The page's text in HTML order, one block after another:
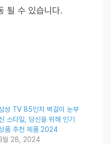
될 수 있습니다.
성 TV 85인치 벽걸이 눈부
스타일, 당신을 위해 인기
품 추천 제품 2024
월 28, 2024